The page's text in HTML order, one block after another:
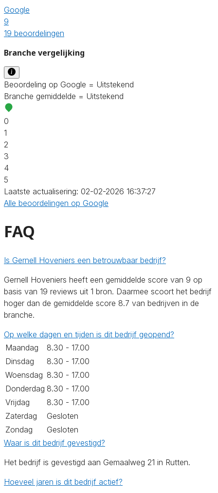
Google
9
19 beoordelingen
Branche vergelijking
Beoordeling op Google = Uitstekend
Branche gemiddelde = Uitstekend
0
1
2
3
4
5
Laatste actualisering: 02-02-2026 16:37:27
Alle beoordelingen op Google
FAQ
Is Gernell Hoveniers een betrouwbaar bedrijf?
Gernell Hoveniers heeft een gemiddelde score van 9 op
basis van 19 reviews uit 1 bron. Daarmee scoort het bedrijf
hoger dan de gemiddelde score 8.7 van bedrijven in de
branche.
Op welke dagen en tijden is dit bedrijf geopend?
Maandag
8.30 - 17.00
Dinsdag
8.30 - 17.00
Woensdag 8.30 - 17.00
Donderdag 8.30 - 17.00
Vrijdag
8.30 - 17.00
Zaterdag
Gesloten
Zondag
Gesloten
Waar is dit bedrijf gevestigd?
Het bedrijf is gevestigd aan Gemaalweg 21 in Rutten.
Hoeveel jaren is dit bedrijf actief?